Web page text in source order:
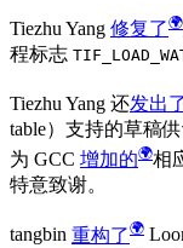
Tiezhu Yang 修复了
程标志
Tiezhu Yang 还发出
table）支持的草稿
为 GCC 增加的
相
特意致谢。
tangbin 重构了